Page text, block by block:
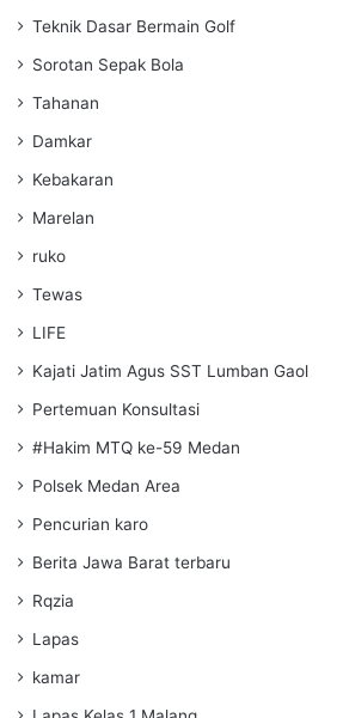
Teknik Dasar Bermain Golf
Sorotan Sepak Bola
Tahanan
Damkar
Kebakaran
Marelan
ruko
Tewas
LIFE
Kajati Jatim Agus SST Lumban Gaol
Pertemuan Konsultasi
#Hakim MTQ ke-59 Medan
Polsek Medan Area
Pencurian karo
Berita Jawa Barat terbaru
Rqzia
Lapas
kamar